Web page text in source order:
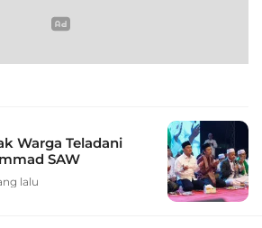
Warga Teladani
SAW
lalu